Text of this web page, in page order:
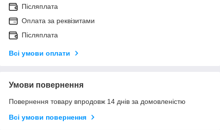
Післяплата
Оплата за реквізитами
Післяплата
Всі умови оплати
Умови повернення
Повернення товару впродовж 14 днів за домовленістю
Всі умови повернення